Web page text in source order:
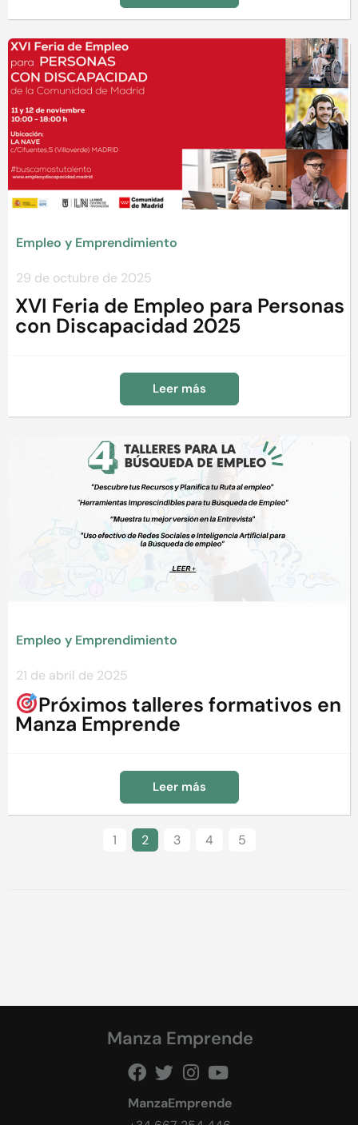
Empleo y Emprendimiento
29 de octubre de 2025
XVI Feria de Empleo para Personas
con Discapacidad 2025
Leer más
Empleo y Emprendimiento
21 de abril de 2025
Próximos talleres formativos en
Manza Emprende
Leer más
1 2 3 4 5
Manza Emprende
ManzaEmprende